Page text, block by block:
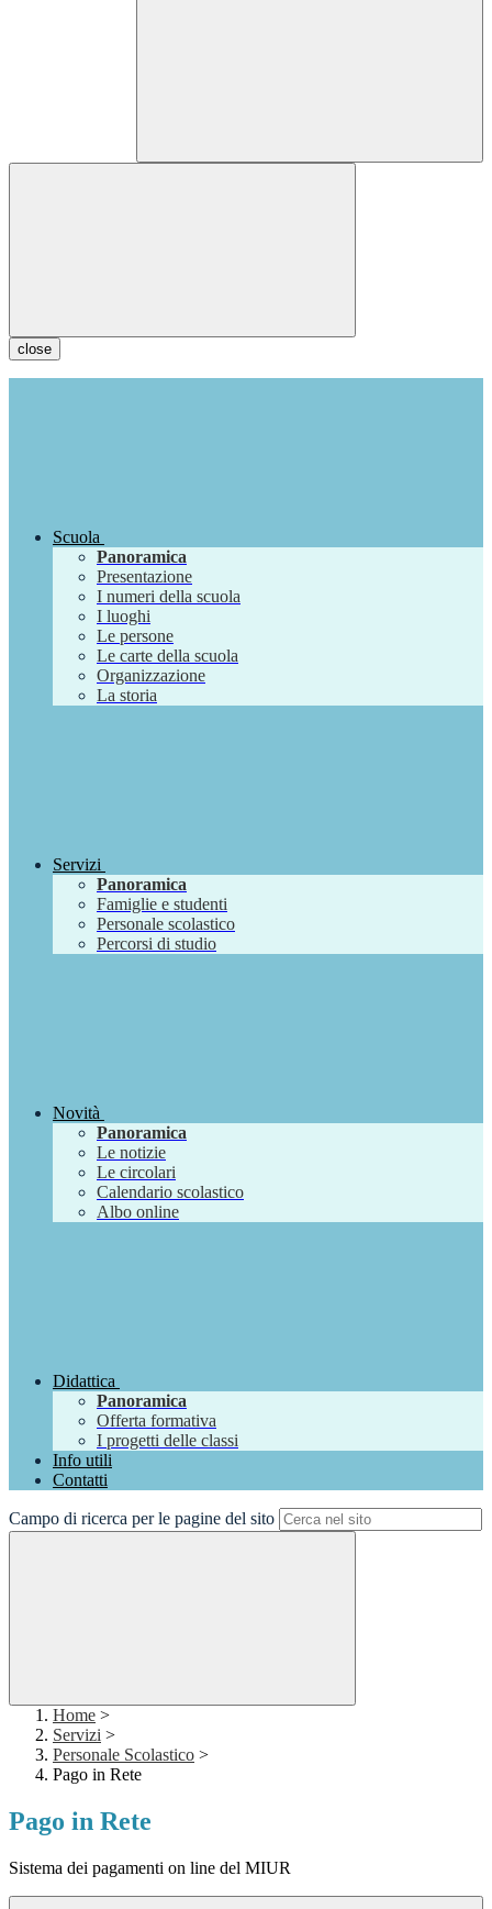
close
Scuola
Panoramica
Presentazione
I numeri della scuola
I luoghi
Le persone
Le carte della scuola
Organizzazione
La storia
Servizi
Panoramica
Famiglie e studenti
Personale scolastico
Percorsi di studio
Novità
Panoramica
Le notizie
Le circolari
Calendario scolastico
Albo online
Didattica
Panoramica
Offerta formativa
I progetti delle classi
Info utili
Contatti
Campo di ricerca per le pagine del sito
Home >
Servizi >
Personale Scolastico >
Pago in Rete
Pago in Rete
Sistema dei pagamenti on line del MIUR